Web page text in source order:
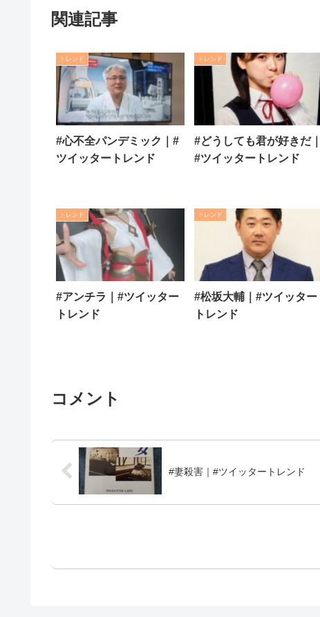
関連記事
トレンド
#心不全パンデミック｜#
ツイッタートレンド
トレンド
#どうしても君が好きだ｜
#ツイッタートレンド
トレンド
#アンチラ｜#ツイッター
トレンド
トレンド
#松坂大輔｜#ツイッター
トレンド
コメント
#妻殺害｜#ツイッタートレンド